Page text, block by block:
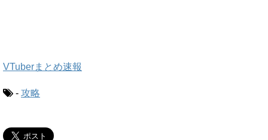
VTuberまとめ速報
- 攻略